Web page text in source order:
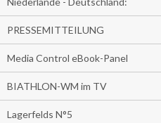
PRESSEMITTEILUNG
Media Control eBook-Panel
BIATHLON-WM im TV
Lagerfelds N°5